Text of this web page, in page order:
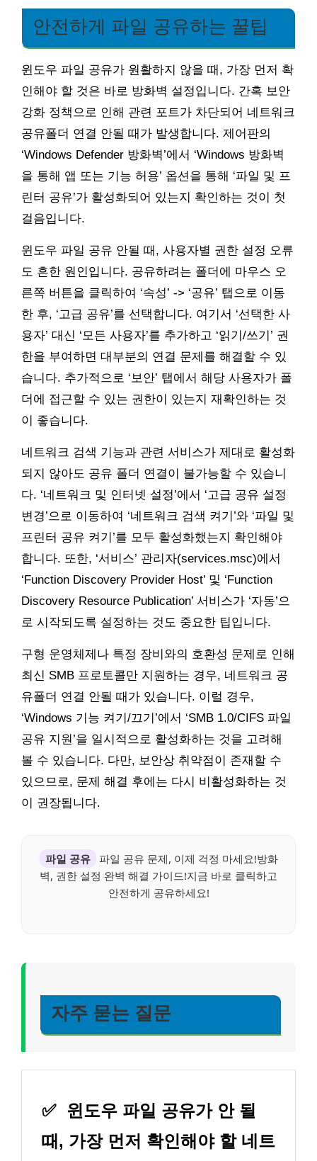
안전하게 파일 공유하는 꿀팁
윈도우 파일 공유가 원활하지 않을 때, 가장 먼저 확
인해야 할 것은 바로 방화벽 설정입니다. 간혹 보안
강화 정책으로 인해 관련 포트가 차단되어 네트워크
공유폴더 연결 안될 때가 발생합니다. 제어판의
‘Windows Defender 방화벽’에서 ‘Windows 방화벽
을 통해 앱 또는 기능 허용’ 옵션을 통해 ‘파일 및 프
린터 공유’가 활성화되어 있는지 확인하는 것이 첫
걸음입니다.
윈도우 파일 공유 안될 때, 사용자별 권한 설정 오류
도 흔한 원인입니다. 공유하려는 폴더에 마우스 오
른쪽 버튼을 클릭하여 ‘속성’ -> ‘공유’ 탭으로 이동
한 후, ‘고급 공유’를 선택합니다. 여기서 ‘선택한 사
용자’ 대신 ‘모든 사용자’를 추가하고 ‘읽기/쓰기’ 권
한을 부여하면 대부분의 연결 문제를 해결할 수 있
습니다. 추가적으로 ‘보안’ 탭에서 해당 사용자가 폴
더에 접근할 수 있는 권한이 있는지 재확인하는 것
이 좋습니다.
네트워크 검색 기능과 관련 서비스가 제대로 활성화
되지 않아도 공유 폴더 연결이 불가능할 수 있습니
다. ‘네트워크 및 인터넷 설정’에서 ‘고급 공유 설정
변경’으로 이동하여 ‘네트워크 검색 켜기’와 ‘파일 및
프린터 공유 켜기’를 모두 활성화했는지 확인해야
합니다. 또한, ‘서비스’ 관리자(services.msc)에서
‘Function Discovery Provider Host’ 및 ‘Function
Discovery Resource Publication’ 서비스가 ‘자동’으
로 시작되도록 설정하는 것도 중요한 팁입니다.
구형 운영체제나 특정 장비와의 호환성 문제로 인해
최신 SMB 프로토콜만 지원하는 경우, 네트워크 공
유폴더 연결 안될 때가 있습니다. 이럴 경우,
‘Windows 기능 켜기/끄기’에서 ‘SMB 1.0/CIFS 파일
공유 지원’을 일시적으로 활성화하는 것을 고려해
볼 수 있습니다. 다만, 보안상 취약점이 존재할 수
있으므로, 문제 해결 후에는 다시 비활성화하는 것
이 권장됩니다.
파일 공유
파일 공유 문제, 이제 걱정 마세요!방화
벽, 권한 설정 완벽 해결 가이드!지금 바로 클릭하고
안전하게 공유하세요!
자주 묻는 질문
✅ 윈도우 파일 공유가 안 될
때, 가장 먼저 확인해야 할 네트